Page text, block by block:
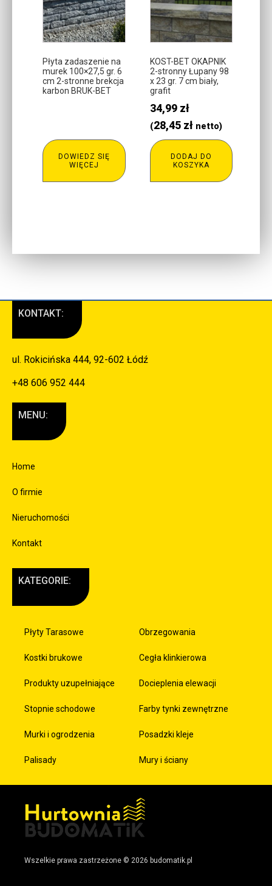
Płyta zadaszenie na
murek 100×27,5 gr. 6
cm 2-stronne brekcja
karbon BRUK-BET
DOWIEDZ SIĘ
WIĘCEJ
KOST-BET OKAPNIK
2-stronny Łupany 98
x 23 gr. 7 cm biały,
grafit
34,99 zł
(28,45 złnetto)
DODAJ DO
KOSZYKA
KONTAKT:
ul. Rokicińska 444, 92-602 Łódź
+48 606 952 444
MENU:
Home
O firmie
Nieruchomości
Kontakt
KATEGORIE:
Płyty Tarasowe
Kostki brukowe
Produkty uzupełniające
Stopnie schodowe
Murki i ogrodzenia
Palisady
Obrzegowania
Cegła klinkierowa
Docieplenia elewacji
Farby tynki zewnętrzne
Posadzki kleje
Mury i ściany
Wszelkie prawa zastrzeżone © 2026 budomatik.pl